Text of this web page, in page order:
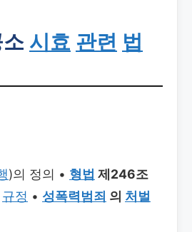
시효 관련 법
)의 정의 • 형법 제246조
규정 • 성폭력범죄 의 처벌